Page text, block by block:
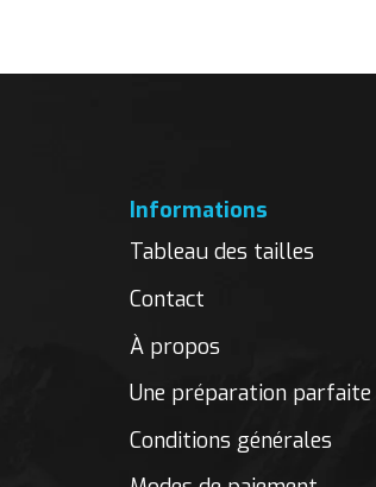
Informations
Tableau des tailles
Contact
À propos
Une préparation parfaite
Conditions générales